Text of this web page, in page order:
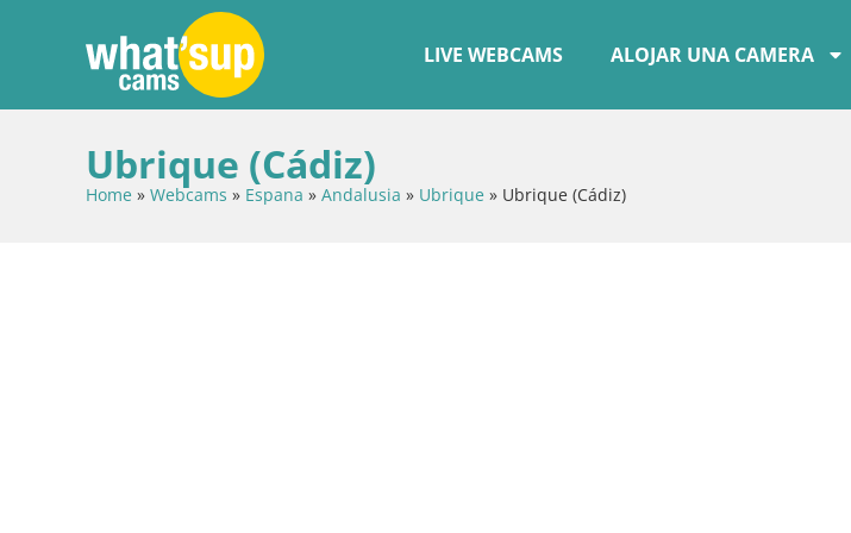
LIVE WEBCAMS ALOJAR UNA CAMERA
Ubrique (Cádiz)
Home » Webcams » Espana » Andalusia » Ubrique » Ubrique (Cádiz)